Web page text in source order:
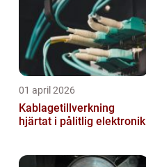
01 april 2026
Kablagetillverkning
hjärtat i pålitlig elektronik